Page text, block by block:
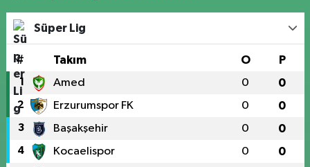
Süper Lig
# Takım O P
1 Amed 0 0
2 Erzurumspor FK 0 0
3 Başakşehir 0 0
4 Kocaelispor 0 0